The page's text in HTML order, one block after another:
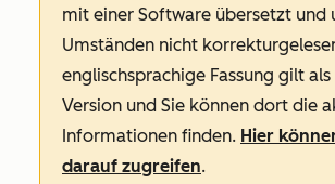
mit einer Software übersetzt und
Umständen nicht
englischsprachige Fassung gilt
Version und Sie können dort die
Informationen finden. Hier
darauf zugreifen.